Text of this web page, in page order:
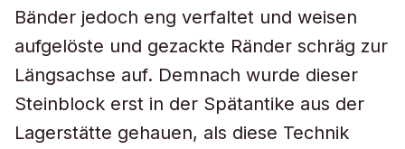
Bänder jedoch eng verfaltet und weisen
aufgelöste und gezackte Ränder schräg zur
Längsachse auf. Demnach wurde dieser
Steinblock erst in der Spätantike aus der
Lagerstätte gehauen, als diese Technik